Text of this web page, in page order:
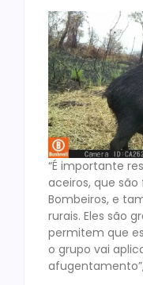
“É importante
aceiros, que
Bombeiros, e
rurais. Eles são
permitem que
o grupo vai